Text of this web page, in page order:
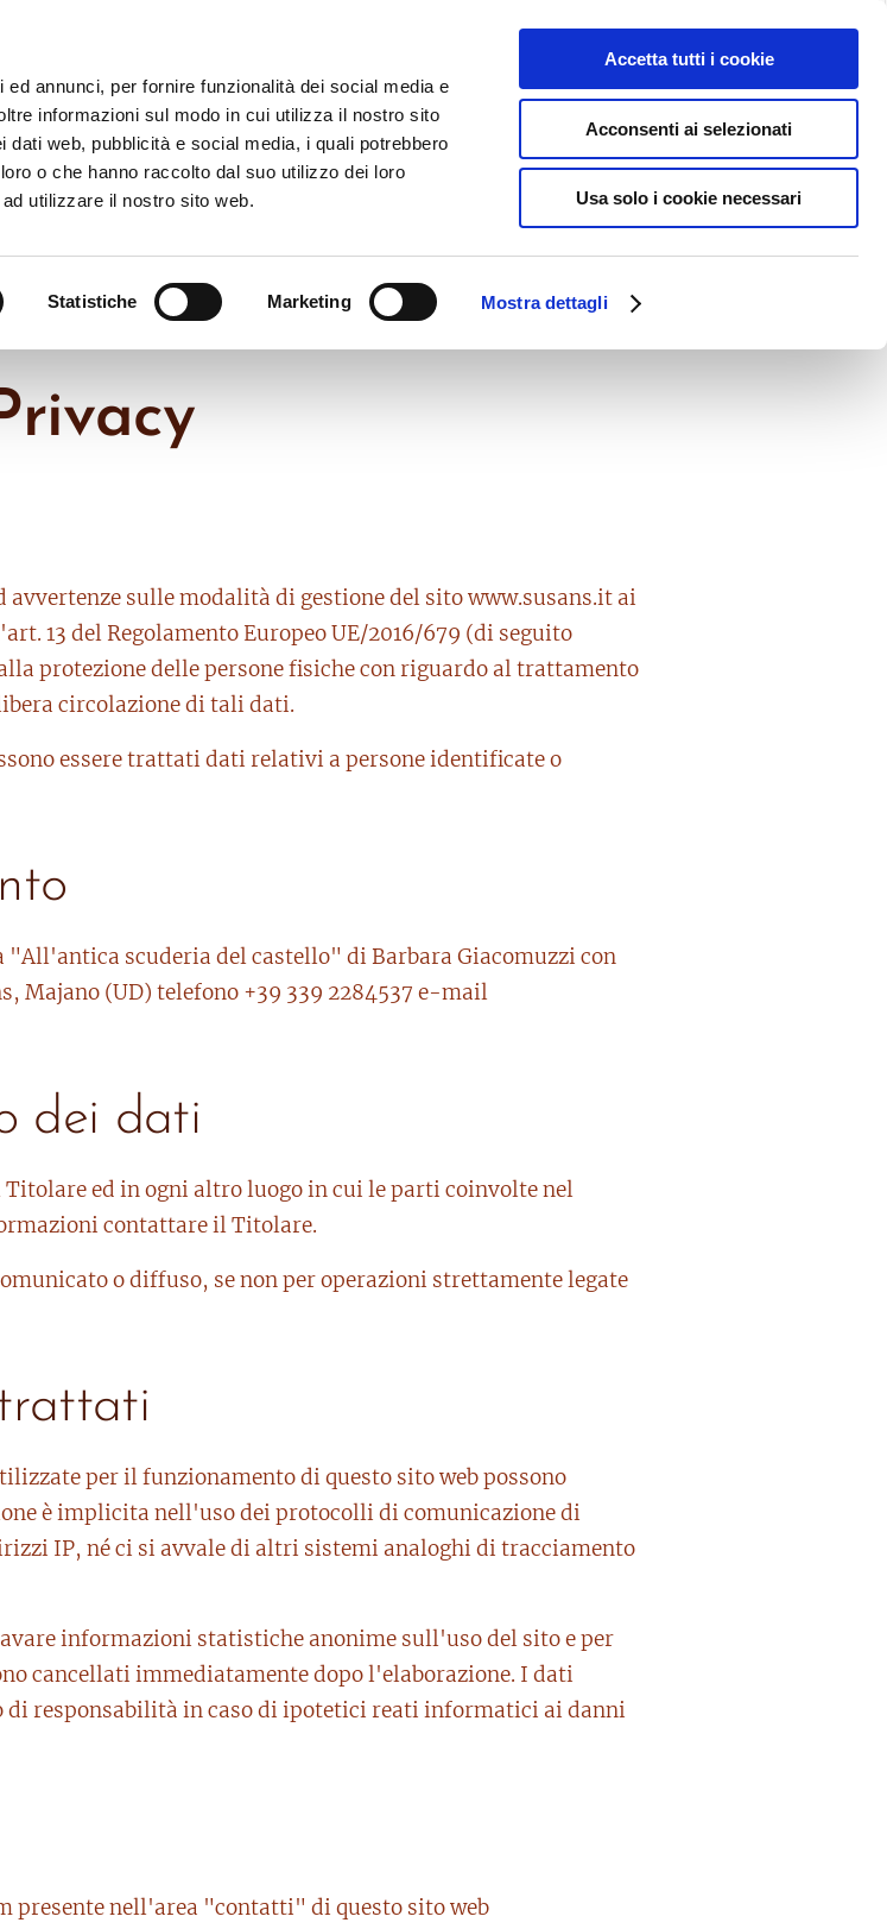
annunci, per fornire funzionalità dei social media e
informazioni sul modo in cui utilizza il nostro sito
web, pubblicità e social media, i quali potrebbero
o che hanno raccolto dal suo utilizzo dei loro
utilizzare il nostro sito web.
Statistiche Marketing Mostra dettagli
Accetta tutti i cookie
Acconsenti ai selezionati
Usa solo i cookie necessari
Home Chi siamo Camere Azienda Agricola News Esperienze Contatti
sulle modalità di gestione del sito www.susans.it ai
13 del Regolamento Europeo UE/2016/679 (di seguito
protezione delle persone fisiche con riguardo al trattamento
circolazione di tali dati.
essere trattati dati relativi a persone identificate o
scuderia del castello" di Barbara Giacomuzzi con
Majano (UD) telefono +39 339 2284537 e-mail
dei dati
ed in ogni altro luogo in cui le parti coinvolte nel
contattare il Titolare.
o diffuso, se non per operazioni strettamente legate
per il funzionamento di questo sito web possono
è implicita nell'uso dei protocolli di comunicazione di
IP, né ci si avvale di altri sistemi analoghi di tracciamento
informazioni statistiche anonime sull'uso del sito e per
cancellati immediatamente dopo l'elaborazione. I dati
responsabilità in caso di ipotetici reati informatici ai danni
nell'area "contatti" di questo sito web